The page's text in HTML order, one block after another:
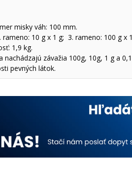
misky váh: 100 mm.
10 g x 1 g; 3. rameno: 100 g x
1,9 kg.
závažia 100g, 10g, 1 g a
pevných látok.